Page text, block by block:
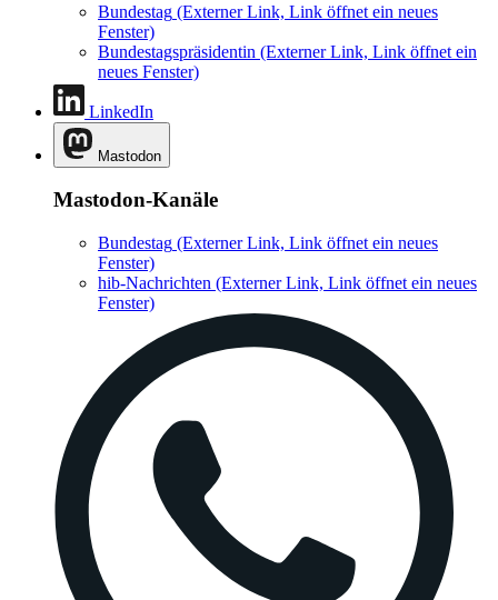
Bundestag (Externer Link, Link öffnet ein neues
Fenster)
Bundestagspräsidentin (Externer Link, Link öffnet ein
neues Fenster)
LinkedIn
Mastodon
Mastodon-Kanäle
Bundestag (Externer Link, Link öffnet ein neues
Fenster)
hib-Nachrichten (Externer Link, Link öffnet ein neues
Fenster)